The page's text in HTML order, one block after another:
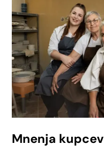
Mnenja kupcev